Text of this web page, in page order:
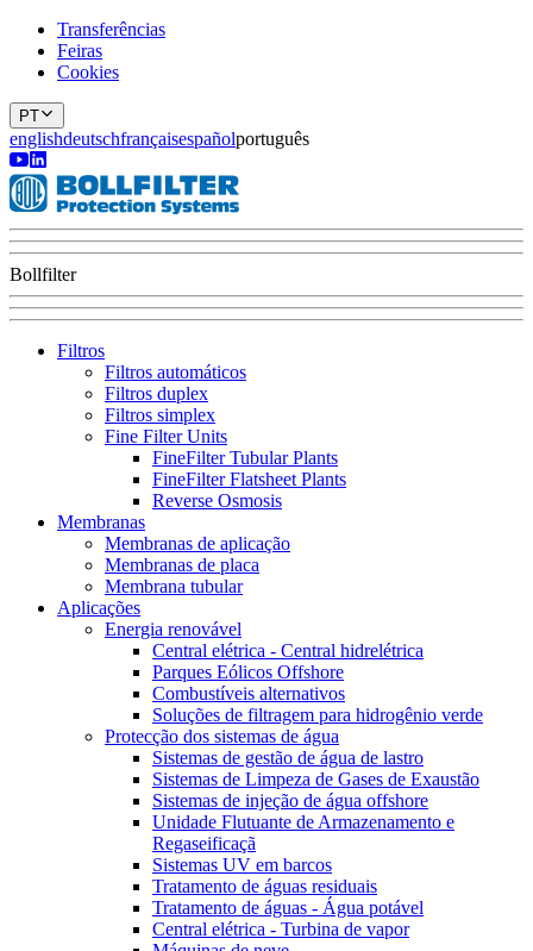
Transferências
Feiras
Cookies
PT
englishdeutschfrançaisespañolportuguês
Bollfilter
Filtros
Filtros automáticos
Filtros duplex
Filtros simplex
Fine Filter Units
FineFilter Tubular Plants
FineFilter Flatsheet Plants
Reverse Osmosis
Membranas
Membranas de aplicação
Membranas de placa
Membrana tubular
Aplicações
Energia renovável
Central elétrica - Central hidrelétrica
Parques Eólicos Offshore
Combustíveis alternativos
Soluções de filtragem para hidrogênio verde
Protecção dos sistemas de água
Sistemas de gestão de água de lastro
Sistemas de Limpeza de Gases de Exaustão
Sistemas de injeção de água offshore
Unidade Flutuante de Armazenamento e
Regaseificaçã
Sistemas UV em barcos
Tratamento de águas residuais
Tratamento de águas - Água potável
Central elétrica - Turbina de vapor